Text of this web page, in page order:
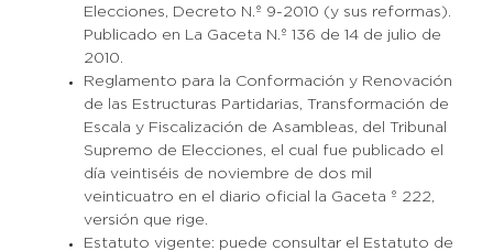
Elecciones, Decreto N.º 9-2010 (y sus reformas).
Publicado en La Gaceta N.º 136 de 14 de julio de
2010.
Reglamento para la Conformación y Renovación
de las Estructuras Partidarias, Transformación de
Escala y Fiscalización de Asambleas, del Tribunal
Supremo de Elecciones, el cual fue publicado el
día veintiséis de noviembre de dos mil
veinticuatro en el diario oficial la Gaceta º 222,
versión que rige.
Estatuto vigente: puede consultar el Estatuto de